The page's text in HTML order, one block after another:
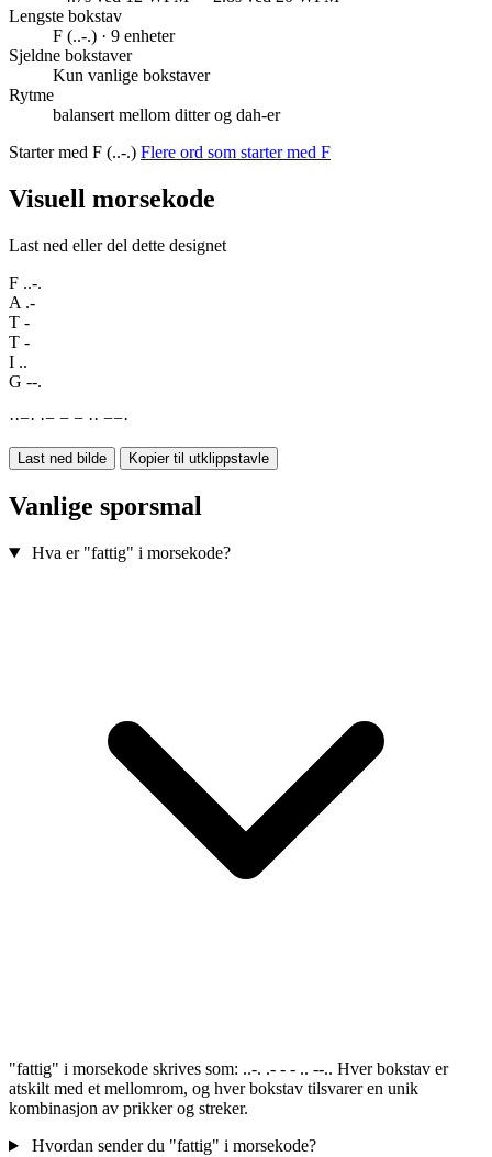
Lengste bokstav
F (..-.) · 9 enheter
Sjeldne bokstaver
Kun vanlige bokstaver
Rytme
balansert mellom ditter og dah-er
Starter med F (..-.) Flere ord som starter med F
Visuell morsekode
Last ned eller del dette designet
F ..-.
A .-
T -
T -
I ..
G --.
··−· ·− − − ·· −−·
Last ned bilde Kopier til utklippstavle
Vanlige sporsmal
Hva er "fattig" i morsekode?
"fattig" i morsekode skrives som: ..-. .- - - .. --.. Hver bokstav er
atskilt med et mellomrom, og hver bokstav tilsvarer en unik
kombinasjon av prikker og streker.
Hvordan sender du "fattig" i morsekode?